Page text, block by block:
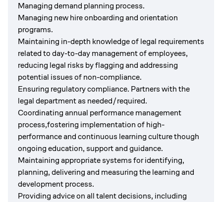
Managing demand planning process.
Managing new hire onboarding and orientation
programs.
Maintaining in-depth knowledge of legal requirements
related to day-to-day management of employees,
reducing legal risks by flagging and addressing
potential issues of non-compliance.
Ensuring regulatory compliance. Partners with the
legal department as needed/required.
Coordinating annual performance management
process,fostering implementation of high-
performance and continuous learning culture though
ongoing education, support and guidance.
Maintaining appropriate systems for identifying,
planning, delivering and measuring the learning and
development process.
Providing advice on all talent decisions, including